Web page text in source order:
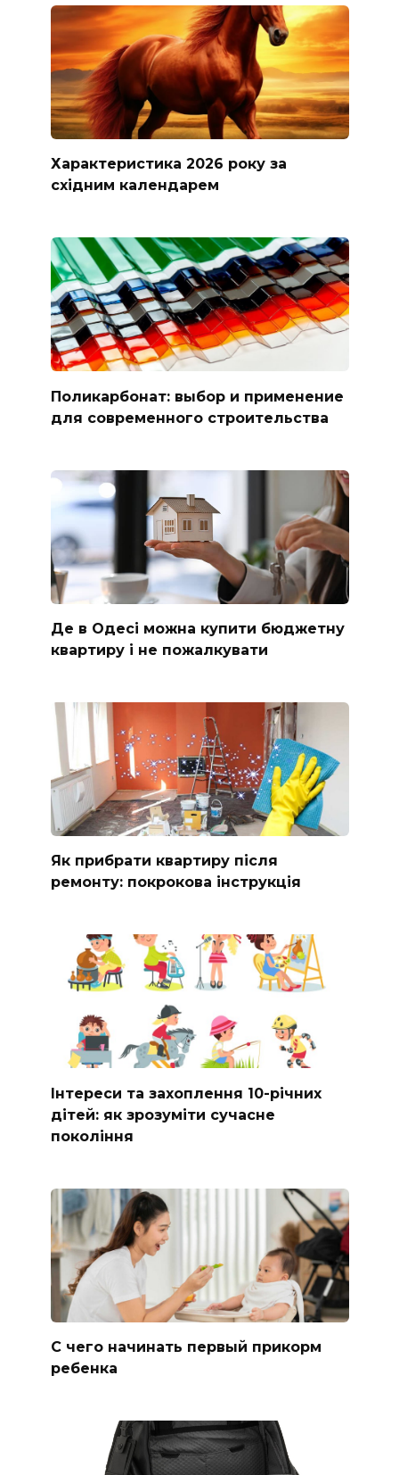
Характеристика 2026 року за
східним календарем
Поликарбонат: выбор и применение
для современного строительства
Де в Одесі можна купити бюджетну
квартиру і не пожалкувати
Як прибрати квартиру після
ремонту: покрокова інструкція
Інтереси та захоплення 10-річних
дітей: як зрозуміти сучасне
покоління
С чего начинать первый прикорм
ребенка